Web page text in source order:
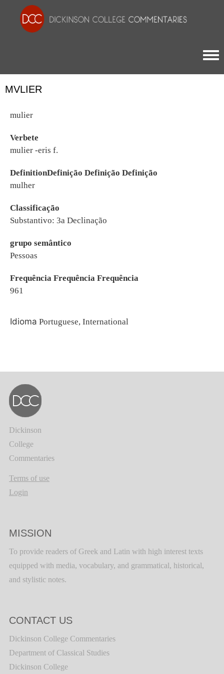
MVLIER
mulier
Verbete
mulier -eris f.
DefinitionDefinição Definição Definição
mulher
Classificação
Substantivo: 3a Declinação
grupo semântico
Pessoas
Frequência Frequência Frequência
961
Idioma Portuguese, International
Dickinson
College
Commentaries
Terms of use
Login
MISSION
To provide readers of Greek and Latin with high interest texts
equipped with media, vocabulary, and grammatical, historical,
and stylistic notes.
CONTACT US
Dickinson College Commentaries
Department of Classical Studies
Dickinson College